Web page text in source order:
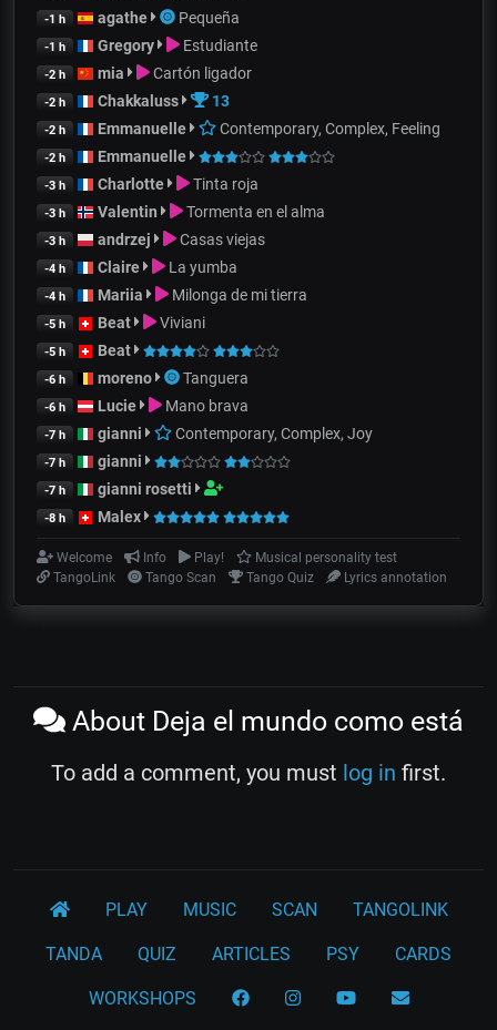
-1 h agathe Pequeña
-1 h Gregory Estudiante
-2 h mia Cartón ligador
-2 h Chakkaluss 13
-2 h Emmanuelle Contemporary, Complex, Feeling
-2 h Emmanuelle
-3 h Charlotte Tinta roja
-3 h Valentin Tormenta en el alma
-3 h andrzej Casas viejas
-4 h Claire La yumba
-4 h Mariia Milonga de mi tierra
-5 h Beat Viviani
-5 h Beat
-6 h moreno Tanguera
-6 h Lucie Mano brava
-7 h gianni Contemporary, Complex, Joy
-7 h gianni
-7 h gianni rosetti
-8 h Malex
Welcome Info Play!
Musical personality test
TangoLink
Tango Scan Tango Quiz Lyrics annotation
About Deja el mundo como está
To add a comment, you must log in first.
PLAY MUSIC SCAN TANGOLINK
TANDA QUIZ ARTICLES PSY CARDS
WORKSHOPS